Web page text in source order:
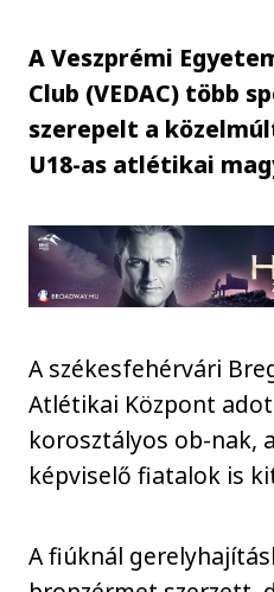
A Veszprémi
Club (VEDAC) több
szerepelt a
U18-as atlétikai
A székesfehérvári
Atlétikai Központ
korosztályos ob-nak,
képviselő fiatalok is
A fiúknál